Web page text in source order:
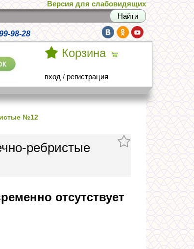
Версия для слабовидящих
98-28
Корзина
вход / регистрация
№12
ребристые
отсутствует